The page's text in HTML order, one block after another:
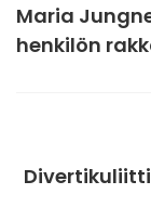
Maria
henkilön